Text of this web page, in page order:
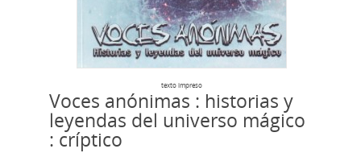
texto impreso
Voces anónimas : historias y
leyendas del universo mágico
: críptico